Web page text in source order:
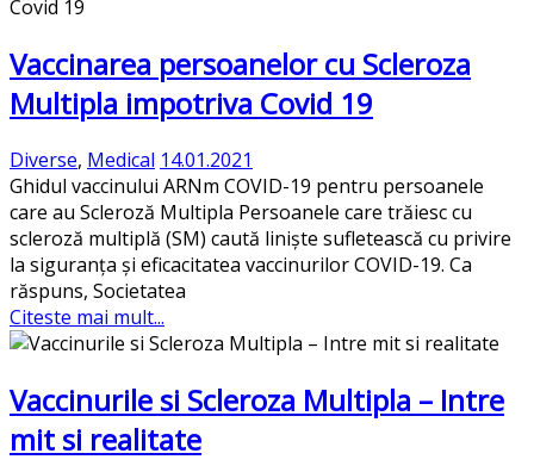
Vaccinarea persoanelor cu Scleroza
Multipla impotriva Covid 19
Diverse, Medical 14.01.2021
Ghidul vaccinului ARNm COVID-19 pentru persoanele
care au Scleroză Multipla Persoanele care trăiesc cu
scleroză multiplă (SM) caută liniște sufletească cu privire
la siguranța și eficacitatea vaccinurilor COVID-19. Ca
răspuns, Societatea
Citeste mai mult...
Vaccinurile si Scleroza Multipla – Intre
mit si realitate